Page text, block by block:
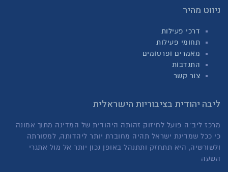
ניווט מהיר
דרכי פעילות
תחומי פעילות
מאמרים ופרסומים
התנדבות
צור קשר
ליבה יהודית בציבוריות הישראלית
מרכז ליב"ה פועל לחיזוק זהותה היהודית של המדינה מתוך אמונה
כי ככל שמדינת ישראל תהיה מחוברת יותר ליהדותה, למסורתה
ולשורשיה, היא תתחזק ותתנהל באופן נכון יותר אל מול אתגרי
השעה